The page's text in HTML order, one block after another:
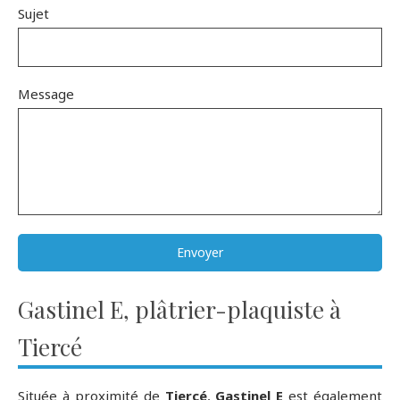
Sujet
Message
Envoyer
Gastinel E, plâtrier-plaquiste à
Tiercé
Située à proximité de Tiercé, Gastinel E est également